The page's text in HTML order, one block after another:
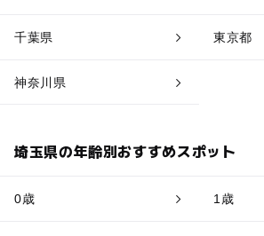
千葉県 東京都
神奈川県
埼玉県の年齢別おすすめスポット
0歳 1歳